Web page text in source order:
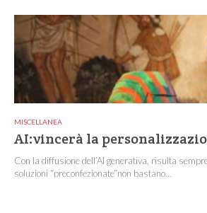
MISCELLANEA
AI:vincerà la
Con la diffusione dell’AI generativa, risulta
soluzioni “preconfezionate”non bastano...